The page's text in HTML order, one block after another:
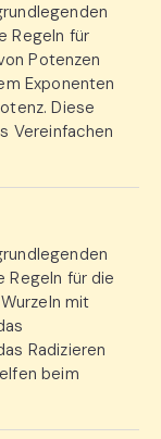
Regeln für
Potenzen
Exponenten
Diese
Vereinfachen
Regeln für die
mit
Radizieren
beim